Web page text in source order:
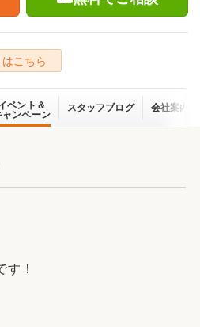
こちら
ベント＆
ャンペーン
スタッフブログ 会社案内
す！